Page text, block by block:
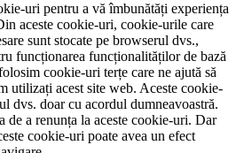
uri pentru a vă îmbunătăți experiența
aceste cookie-uri, cookie-urile care
sunt stocate pe browserul dvs.,
funcționarea funcționalităților de bază
cookie-uri terțe care ne ajută să
utilizați acest site web. Aceste cookie-
dvs. doar cu acordul dumneavoastră.
de a renunța la aceste cookie-uri. Dar
cookie-uri poate avea un efect